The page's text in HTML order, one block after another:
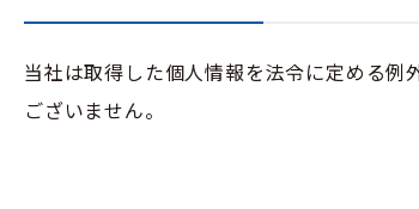
当社は取得した個人情報を法令に定める
ございません。